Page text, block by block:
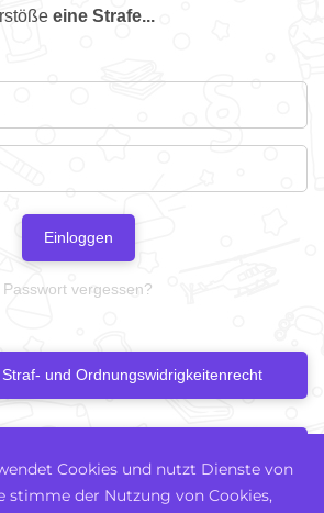
eine Strafe...
Einloggen
Passwort vergessen?
und Ordnungswidrigkeitenrecht
Cookies und nutzt Dienste von
der Nutzung von Cookies,